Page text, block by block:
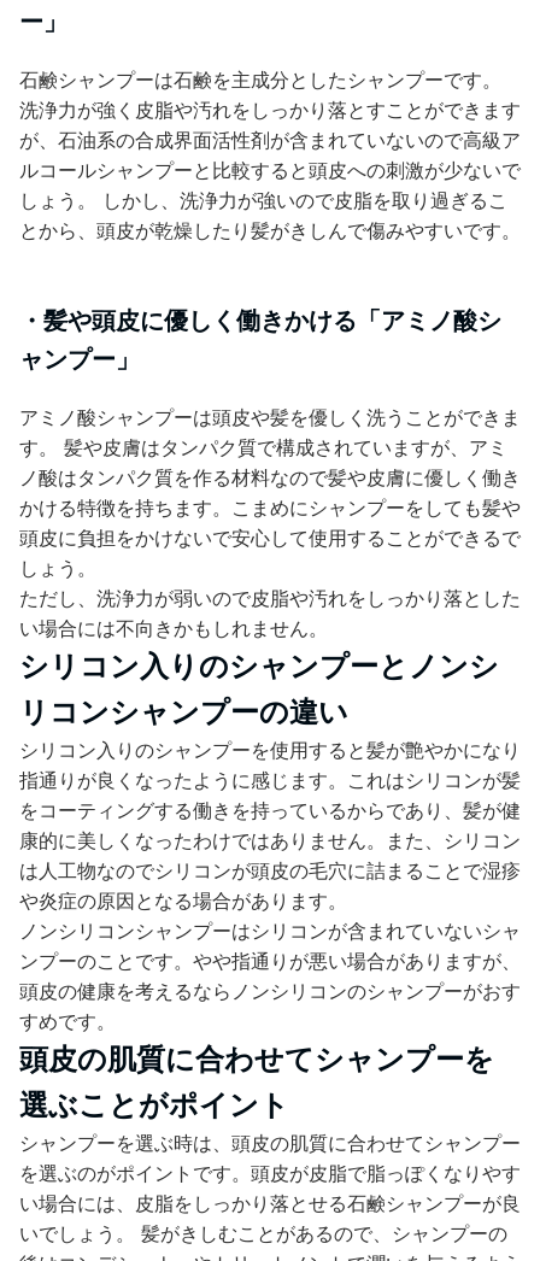
ー」
石鹸シャンプーは石鹸を主成分としたシャンプーです。
洗浄力が強く皮脂や汚れをしっかり落とすことができます
が、石油系の合成界面活性剤が含まれていないので高級ア
ルコールシャンプーと比較すると頭皮への刺激が少ないで
しょう。 しかし、洗浄力が強いので皮脂を取り過ぎるこ
とから、頭皮が乾燥したり髪がきしんで傷みやすいです。
・髪や頭皮に優しく働きかける「アミノ酸シ
ャンプー」
アミノ酸シャンプーは頭皮や髪を優しく洗うことができま
す。 髪や皮膚はタンパク質で構成されていますが、アミ
ノ酸はタンパク質を作る材料なので髪や皮膚に優しく働き
かける特徴を持ちます。こまめにシャンプーをしても髪や
頭皮に負担をかけないで安心して使用することができるで
しょう。
ただし、洗浄力が弱いので皮脂や汚れをしっかり落とした
い場合には不向きかもしれません。
シリコン入りのシャンプーとノンシ
リコンシャンプーの違い
シリコン入りのシャンプーを使用すると髪が艶やかになり
指通りが良くなったように感じます。これはシリコンが髪
をコーティングする働きを持っているからであり、髪が健
康的に美しくなったわけではありません。また、シリコン
は人工物なのでシリコンが頭皮の毛穴に詰まることで湿疹
や炎症の原因となる場合があります。
ノンシリコンシャンプーはシリコンが含まれていないシャ
ンプーのことです。やや指通りが悪い場合がありますが、
頭皮の健康を考えるならノンシリコンのシャンプーがおす
すめです。
頭皮の肌質に合わせてシャンプーを
選ぶことがポイント
シャンプーを選ぶ時は、頭皮の肌質に合わせてシャンプー
を選ぶのがポイントです。頭皮が皮脂で脂っぽくなりやす
い場合には、皮脂をしっかり落とせる石鹸シャンプーが良
いでしょう。 髪がきしむことがあるので、シャンプーの